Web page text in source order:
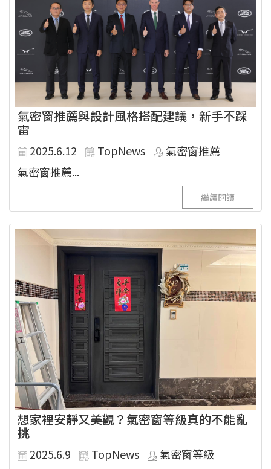
氣密窗推薦與設計風格搭配建議，新手不踩
雷
2025.6.12 TopNews
氣密窗推薦
氣密窗推薦...
繼續閱讀
想家裡安靜又美觀？氣密窗等級真的不能亂
挑
2025.6.9 TopNews
氣密窗等級